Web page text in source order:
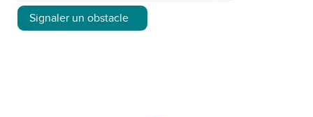
Signaler un obstacle